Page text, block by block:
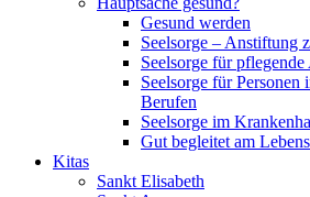
Gesund werden
Seelsorge – Anstiftung
Seelsorge für
Seelsorge für Personen
Berufen
Seelsorge im
Gut begleitet am
Kitas
Sankt Elisabeth